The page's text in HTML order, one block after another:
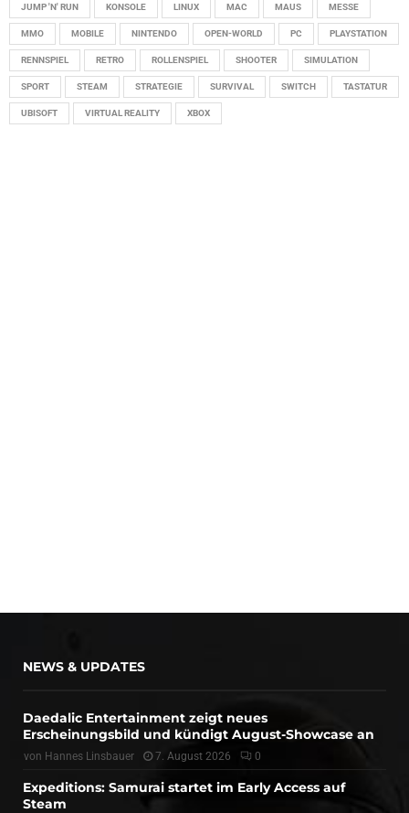
JUMP 'N' RUN KONSOLE LINUX MAC MAUS MESSE
MMO MOBILE NINTENDO OPEN-WORLD PC PLAYSTATION
RENNSPIEL RETRO ROLLENSPIEL SHOOTER SIMULATION
SPORT STEAM STRATEGIE SURVIVAL SWITCH TASTATUR
UBISOFT VIRTUAL REALITY XBOX
NEWS & UPDATES
Daedalic Entertainment zeigt neues
Erscheinungsbild und kündigt August-Showcase an
von Hannes Linsbauer 7. August 2026 0
Expeditions: Samurai startet im Early Access auf
Steam